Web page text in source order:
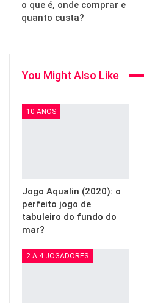
o que é, onde comprar e
quanto custa?
You Might Also Like
10 ANOS
Jogo Aqualin (2020): o
perfeito jogo de
tabuleiro do fundo do
mar?
2 A 4 JOGADORES